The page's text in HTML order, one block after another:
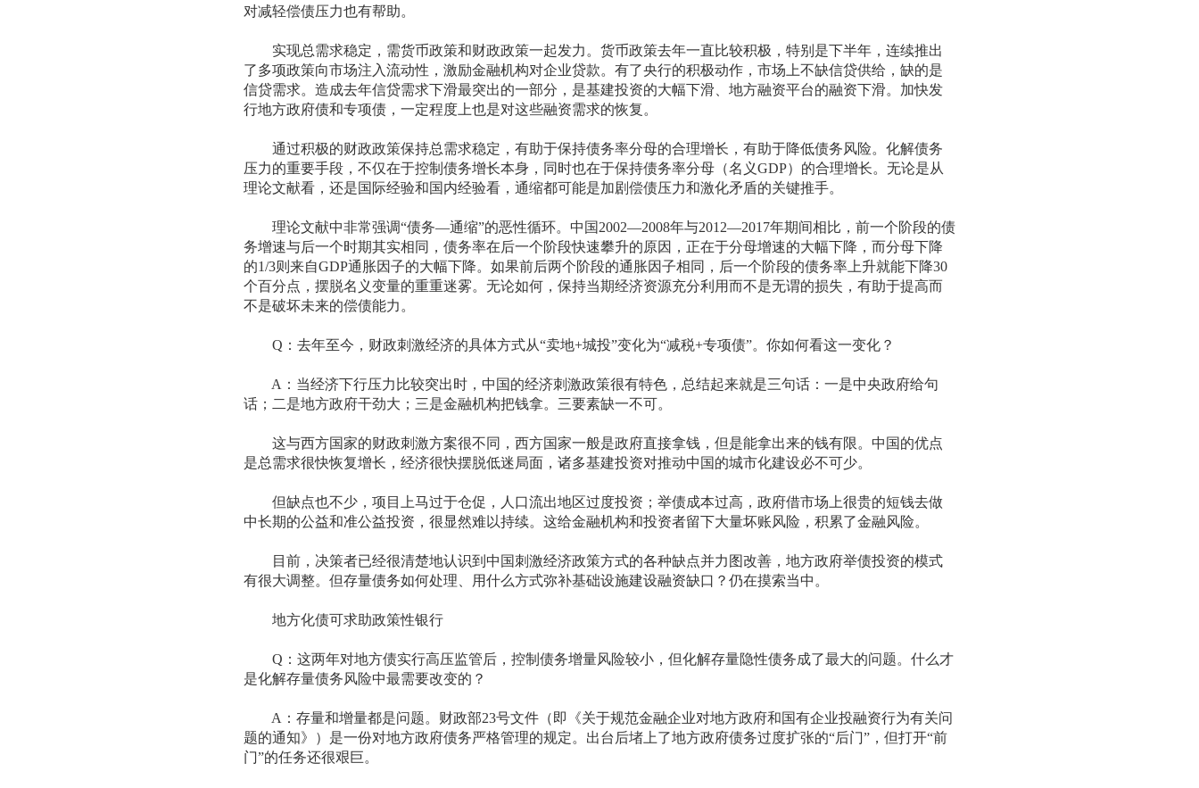
对减轻偿债压力也有帮助。
实现总需求稳定，需货币政策和财政政策一起发力。货币政策去年一直比较积极，特别是下半年，连续推出
了多项政策向市场注入流动性，激励金融机构对企业贷款。有了央行的积极动作，市场上不缺信贷供给，缺的是
信贷需求。造成去年信贷需求下滑最突出的一部分，是基建投资的大幅下滑、地方融资平台的融资下滑。加快发
行地方政府债和专项债，一定程度上也是对这些融资需求的恢复。
通过积极的财政政策保持总需求稳定，有助于保持债务率分母的合理增长，有助于降低债务风险。化解债务
压力的重要手段，不仅在于控制债务增长本身，同时也在于保持债务率分母（名义GDP）的合理增长。无论是从
理论文献看，还是国际经验和国内经验看，通缩都可能是加剧偿债压力和激化矛盾的关键推手。
理论文献中非常强调“债务―通缩”的恶性循环。中国2002―2008年与2012―2017年期间相比，前一个阶段的债
务增速与后一个时期其实相同，债务率在后一个阶段快速攀升的原因，正在于分母增速的大幅下降，而分母下降
的1/3则来自GDP通胀因子的大幅下降。如果前后两个阶段的通胀因子相同，后一个阶段的债务率上升就能下降30
个百分点，摆脱名义变量的重重迷雾。无论如何，保持当期经济资源充分利用而不是无谓的损失，有助于提高而
不是破坏未来的偿债能力。
Q：去年至今，财政刺激经济的具体方式从“卖地+城投”变化为“减税+专项债”。你如何看这一变化？
A：当经济下行压力比较突出时，中国的经济刺激政策很有特色，总结起来就是三句话：一是中央政府给句
话；二是地方政府干劲大；三是金融机构把钱拿。三要素缺一不可。
这与西方国家的财政刺激方案很不同，西方国家一般是政府直接拿钱，但是能拿出来的钱有限。中国的优点
是总需求很快恢复增长，经济很快摆脱低迷局面，诸多基建投资对推动中国的城市化建设必不可少。
但缺点也不少，项目上马过于仓促，人口流出地区过度投资；举债成本过高，政府借市场上很贵的短钱去做
中长期的公益和准公益投资，很显然难以持续。这给金融机构和投资者留下大量坏账风险，积累了金融风险。
目前，决策者已经很清楚地认识到中国刺激经济政策方式的各种缺点并力图改善，地方政府举债投资的模式
有很大调整。但存量债务如何处理、用什么方式弥补基础设施建设融资缺口？仍在摸索当中。
地方化债可求助政策性银行
Q：这两年对地方债实行高压监管后，控制债务增量风险较小，但化解存量隐性债务成了最大的问题。什么才
是化解存量债务风险中最需要改变的？
A：存量和增量都是问题。财政部23号文件（即《关于规范金融企业对地方政府和国有企业投融资行为有关问
题的通知》）是一份对地方政府债务严格管理的规定。出台后堵上了地方政府债务过度扩张的“后门”，但打开“前
门”的任务还很艰巨。